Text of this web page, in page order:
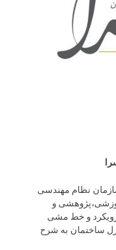
نظام مهندسی
و
و خط مشی
ساختمان به شرح